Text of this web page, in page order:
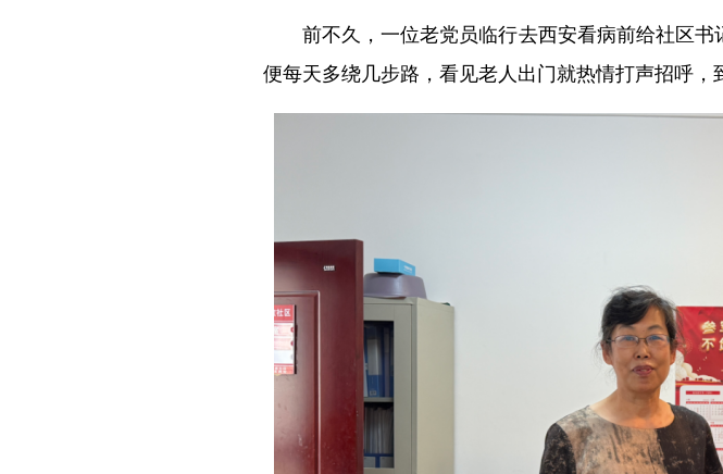
前不久，一位老党员临行去西安看病前给社区书
便每天多绕几步路，看见老人出门就热情打声招呼，